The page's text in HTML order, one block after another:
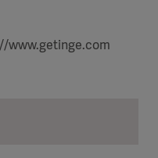
www.getinge.com